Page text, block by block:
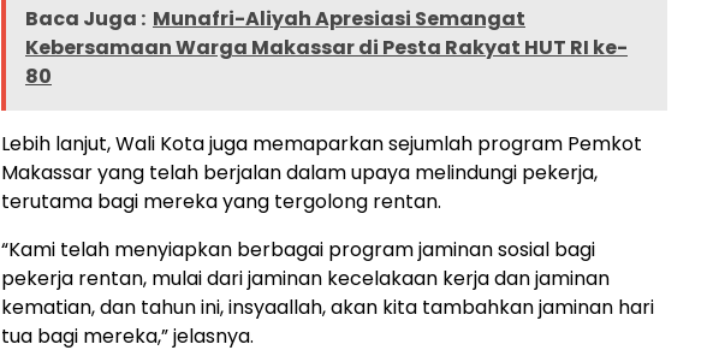
Baca Juga : Munafri-Aliyah Apresiasi Semangat
Kebersamaan Warga Makassar di Pesta Rakyat HUT RI ke-
80
Lebih lanjut, Wali Kota juga memaparkan sejumlah program Pemkot
Makassar yang telah berjalan dalam upaya melindungi pekerja,
terutama bagi mereka yang tergolong rentan.
“Kami telah menyiapkan berbagai program jaminan sosial bagi
pekerja rentan, mulai dari jaminan kecelakaan kerja dan jaminan
kematian, dan tahun ini, insyaallah, akan kita tambahkan jaminan hari
tua bagi mereka,” jelasnya.